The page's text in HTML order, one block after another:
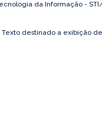
da Informação -
Texto destinado a exibição